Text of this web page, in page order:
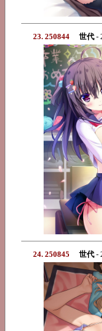
23. 250844 世代 -
24. 250845 世代 -